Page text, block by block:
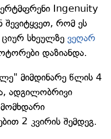
Ingenuity
შევიტყვეთ, რომ ეს
ციურ სხეულზე ვეღარ
დაზიანდა.
მიმდინარე წლის 4
ადგილობრივი
2 კვირის შემდეგ.